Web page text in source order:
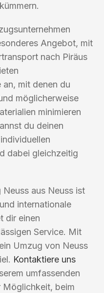
Angebot, mit
nach Piräus
mit denen du
möglicherweise
minimieren
du deinen
dabei gleichzeitig
aus Neuss ist
internationale
dir einen
Service. Mit
Umzug von Neuss
Kontaktiere uns
umfassenden
Möglichkeit, beim